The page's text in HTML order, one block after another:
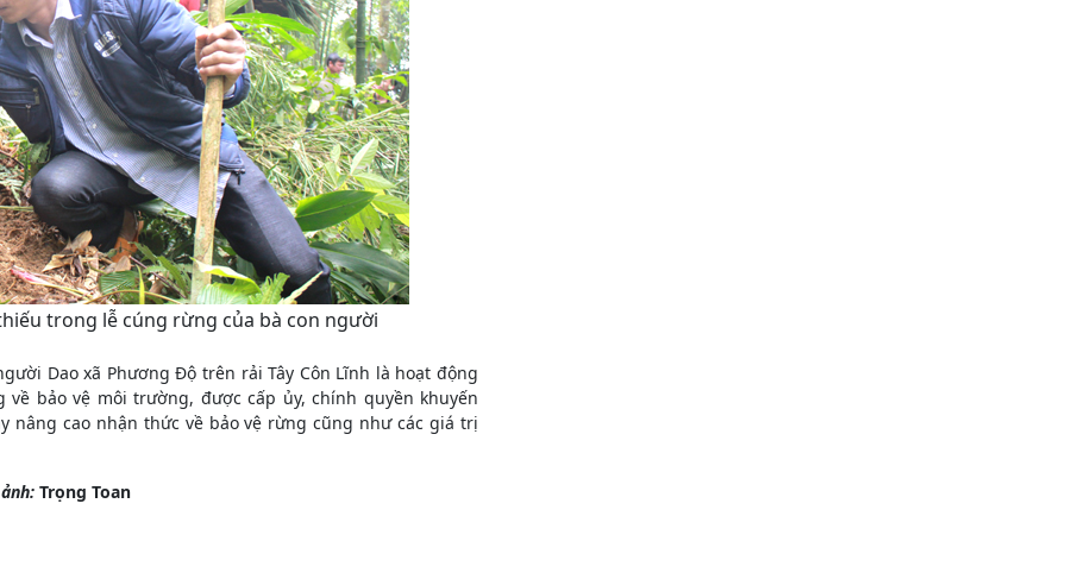
trong lễ cúng rừng của bà con người
Dao xã Phương Độ trên rải Tây Côn Lĩnh là hoạt động
bảo vệ môi trường, được cấp ủy, chính quyền khuyến
nâng cao nhận thức về bảo vệ rừng cũng như các giá trị
Trọng Toan